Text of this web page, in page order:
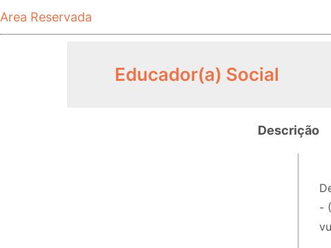
Area Reservada
Educador(a) Social
Descrição
-